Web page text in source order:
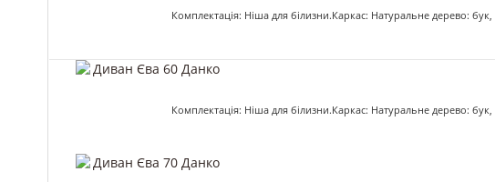
Комплектація: Ніша для білизни.Каркас: Натуральне дерево:
Комплектація: Ніша для білизни.Каркас: Натуральне дерево: